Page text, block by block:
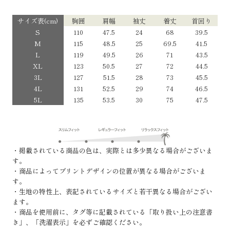
サイズ表(cm) 胸囲 肩幅 袖丈 着丈
首回り
S
110 47.5 24 68
39.5
M
115 48.5 25 69.5
41.5
L
119 49.5 26 71
43.5
XL
123 50.5 27 72
44.5
3L
127 51.5 28 73
45.5
4L
131 52.5 29 74
46.5
5L
135 53.5 30 75 47.5
・掲載されている商品の色は、実際とは多少異なる場合がございま
す。
・商品によってプリントデザインの位置が異なる場合がございま
す。
・生地の特性上、表記されているサイズと若干異なる場合がござい
ます。
・商品を使用前に、タグ等に記載されている「取り扱い上の注意書
き」、「洗濯表示」を必ずご確認ください。